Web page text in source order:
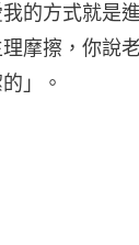
的方式就是
摩擦，你說
」。